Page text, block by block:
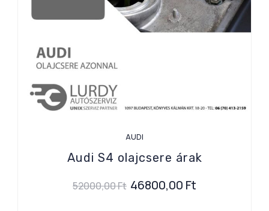
AUDI
Audi S4 olajcsere árak
52000,00Ft 46800,00 Ft